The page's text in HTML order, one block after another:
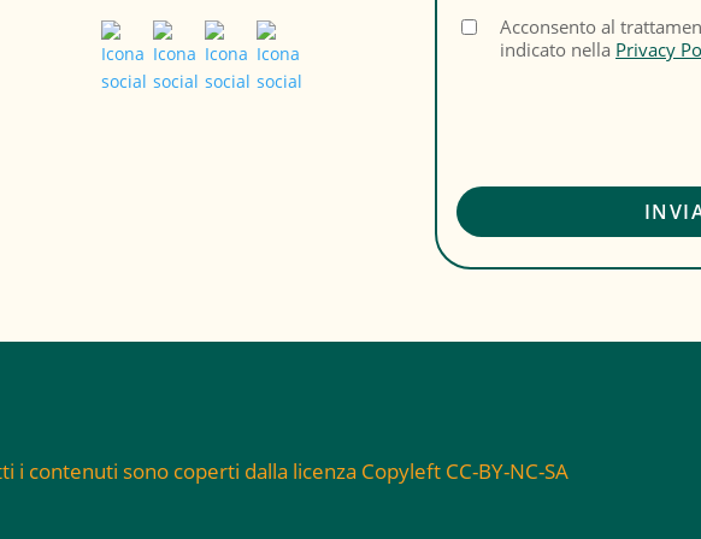
Acconsento al
indicato nella Privacy
i contenuti sono coperti dalla licenza Copyleft CC-BY-NC-SA